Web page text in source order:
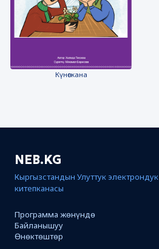
Күнөскана
NEB.KG
Кыргызстандын Улуттук электрондук
китепканасы
Программа жөнүндө
Байланышуу
Өнөктөштөр